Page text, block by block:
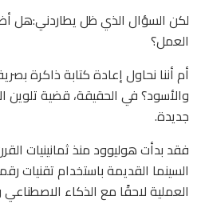
لكن السؤال الذي ظل يطاردني:هل
العمل؟
أم أننا نحاول إعادة كتابة ذاكرة
والأسود؟ في الحقيقة، قضية تلوين
جديدة.
فقد بدأت هوليوود منذ ثمانينيات
السينما القديمة باستخدام تقنيات
العملية لاحقًا مع الذكاء